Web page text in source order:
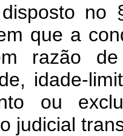
disposto no
que a
razão
idade-
ou
o judicial